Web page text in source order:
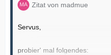
Zitat von madmue
Servus,
probier' mal folgendes: